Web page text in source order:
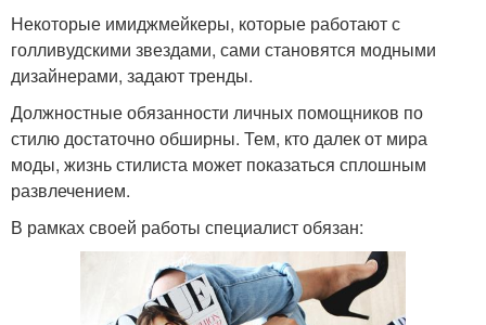
Некоторые имиджмейкеры, которые работают с
голливудскими звездами, сами становятся модными
дизайнерами, задают тренды.
Должностные обязанности личных помощников по
стилю достаточно обширны. Тем, кто далек от мира
моды, жизнь стилиста может показаться сплошным
развлечением.
В рамках своей работы специалист обязан: